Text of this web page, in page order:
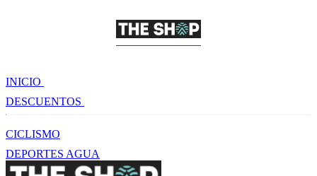
INICIO
DESCUENTOS
CICLISMO
DEPORTES AGUA